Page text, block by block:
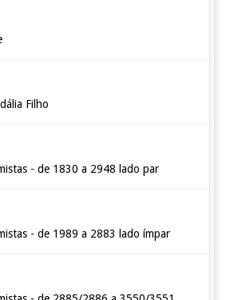
Filho
- de 1830 a 2948 lado par
- de 1989 a 2883 lado ímpar